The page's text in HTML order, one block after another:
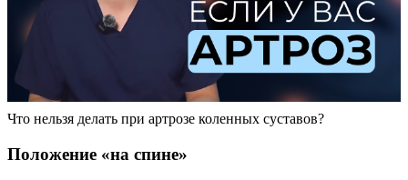
Что нельзя делать при артрозе коленных суставов?
Положение «на спине»